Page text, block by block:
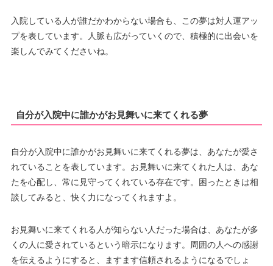
入院している人が誰だかわからない場合も、この夢は対人運アッ
プを表しています。人脈も広がっていくので、積極的に出会いを
楽しんでみてくださいね。
自分が入院中に誰かがお見舞いに来てくれる夢
自分が入院中に誰かがお見舞いに来てくれる夢は、あなたが愛さ
れていることを表しています。お見舞いに来てくれた人は、あな
たを心配し、常に見守ってくれている存在です。困ったときは相
談してみると、快く力になってくれますよ。
お見舞いに来てくれる人が知らない人だった場合は、あなたが多
くの人に愛されているという暗示になります。周囲の人への感謝
を伝えるようにすると、ますます信頼されるようになるでしょ